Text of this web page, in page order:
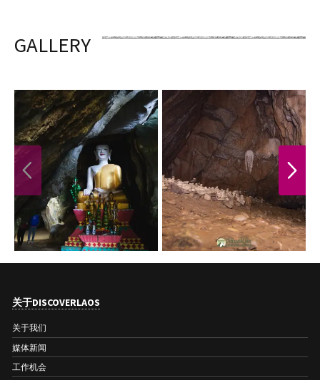
GALLERY
PREVIOUS NEXT
关于DISCOVERLAOS
关于我们
媒体新闻
工作机会